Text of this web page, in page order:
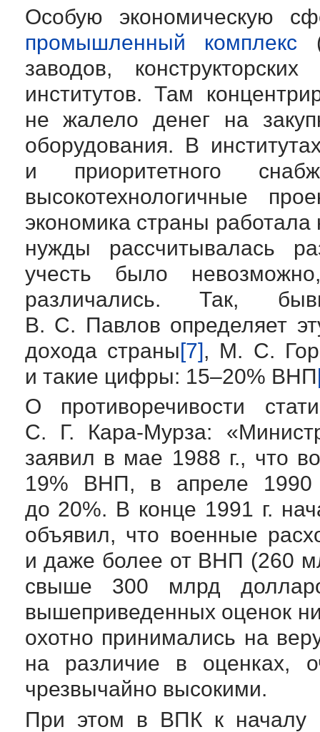
Особую экономическую
промышленный комплекс
заводов,
институтов. Там
не жалело денег на
оборудования. В
и приоритетного
высокотехнологичные
экономика страны
нужды рассчитывалась
учесть было
различались. Так,
В. С. Павлов определяет
дохода страны[7], М. С.
и такие цифры: 15–20% ВНП
О противоречивости
С. Г. Кара-Мурза:
заявил в мае 1988 г., что
19% ВНП, в апреле 1990
до 20%. В конце 1991 г.
объявил, что военные
и даже более от ВНП (260
свыше 300 млрд
вышеприведенных оценок
охотно принимались на
на различие в оценках,
чрезвычайно высокими.
При этом в ВПК к началу